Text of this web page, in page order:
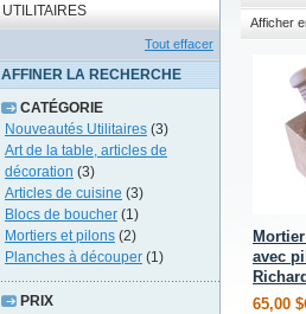
Afficher
avec
65,00
UTILITAIRES
Tout effacer
AFFINER LA RECHERCHE
CATÉGORIE
Nouveautés Utilitaires (3)
Art de la table, articles de
décoration (3)
Articles de cuisine (3)
Blocs de boucher (1)
Mortiers et pilons (2)
Planches à découper (1)
PRIX